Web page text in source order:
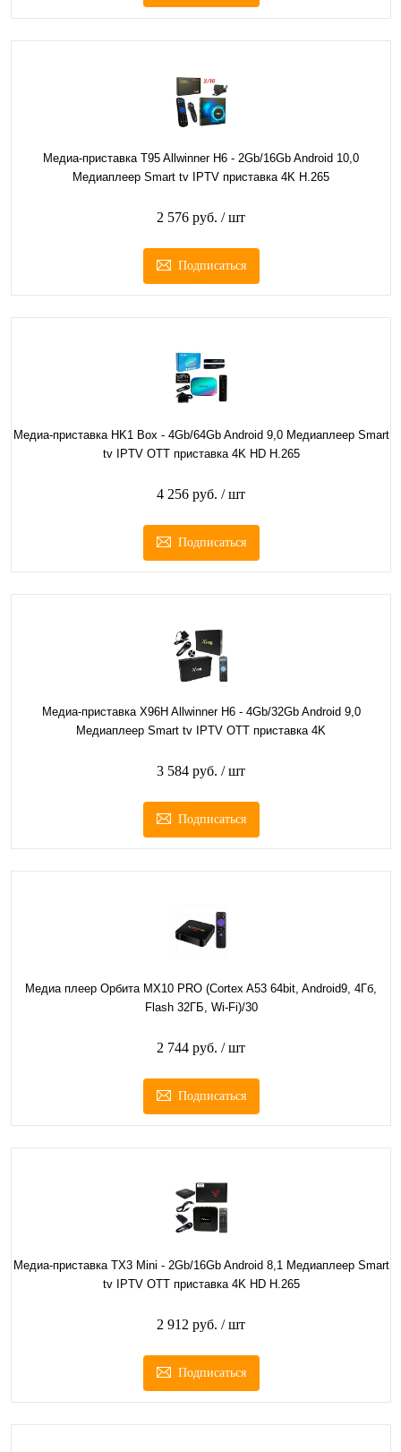
Медиа-приставка T95 Allwinner H6 - 2Gb/16Gb Android 10,0
Медиаплеер Smart tv IPTV приставка 4K H.265
2 576 руб. / шт
Подписаться
Медиа-приставка HK1 Box - 4Gb/64Gb Android 9,0 Медиаплеер Smart
tv IPTV OTT приставка 4K HD H.265
4 256 руб. / шт
Подписаться
Медиа-приставка X96H Allwinner H6 - 4Gb/32Gb Android 9,0
Медиаплеер Smart tv IPTV OTT приставка 4K
3 584 руб. / шт
Подписаться
Медиа плеер Орбита MX10 PRO (Cortex A53 64bit, Android9, 4Гб,
Flash 32ГБ, Wi-Fi)/30
2 744 руб. / шт
Подписаться
Медиа-приставка TX3 Mini - 2Gb/16Gb Android 8,1 Медиаплеер Smart
tv IPTV OTT приставка 4K HD H.265
2 912 руб. / шт
Подписаться